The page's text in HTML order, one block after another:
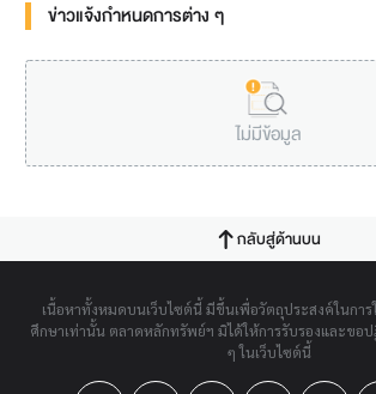
ข่าวแจ้งกำหนดการต่าง ๆ
ไม่มีข้อมูล
กลับสู่ด้านบน
เนื้อหาทั้งหมดบนเว็บไซต์นี้ มีขึ้นเพื่อวัตถุประสงค์ในกา
ศึกษาเท่านั้น ตลาดหลักทรัพย์ฯ มิได้ให้การรับรองและขอ
ๆ ในเว็บไซต์นี้